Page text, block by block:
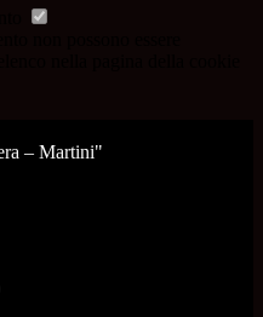
– Martini"